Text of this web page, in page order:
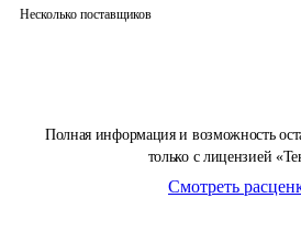
Полная информация и возможность
только с лицензией
Смотреть
Несколько поставщиков